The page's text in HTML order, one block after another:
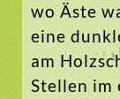
wo Äste
eine
am
Stellen im